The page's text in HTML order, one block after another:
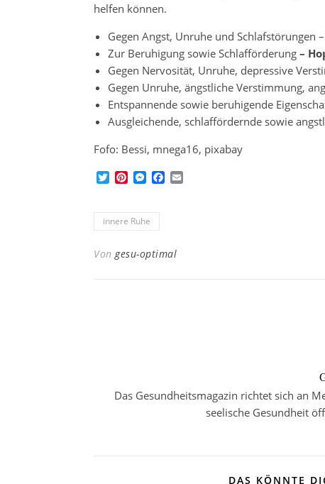
helfen können.
Gegen Angst, Unruhe und Schlafstörungen –
Zur Beruhigung sowie Schlafförderung –
Gegen Nervosität, Unruhe, depressive
Gegen Unruhe, ängstliche Verstimmung,
Entspannende sowie beruhigende
Ausgleichende, schlaffördernde sowie
Fofo: Bessi, mnega16, pixabay
TwitterPinterest
Messenger
Facebook
innere Ruhe
Vongesu-optimal
Das Gesundheitsmagazin richtet sich an
seelische Gesundheit
DAS KÖNNTE